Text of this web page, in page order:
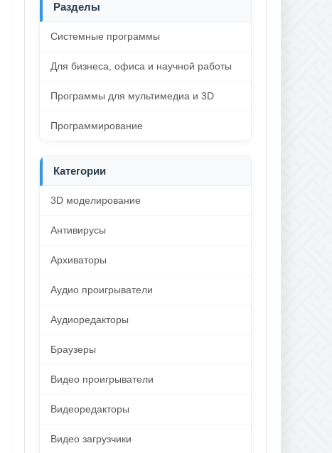
Разделы
Системные программы
Для бизнеса, офиса и научной работы
Программы для мультимедиа и 3D
Программирование
Категории
3D моделирование
Антивирусы
Архиваторы
Аудио проигрыватели
Аудиоредакторы
Браузеры
Видео проигрыватели
Видеоредакторы
Видео загрузчики